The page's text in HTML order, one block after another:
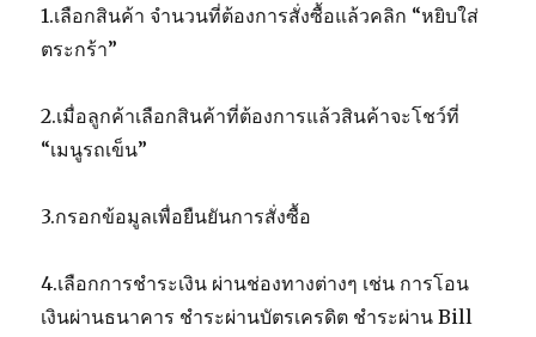
1.เลือกสินค้า จำนวนที่ต้องการสั่งซื้อแล้วคลิก “หยิบใส่
ตระกร้า”
2.เมื่อลูกค้าเลือกสินค้าที่ต้องการแล้วสินค้าจะโชว์ที่
“เมนูรถเข็น”
3.กรอกข้อมูลเพื่อยืนยันการสั่งซื้อ
4.เลือกการชำระเงิน ผ่านช่องทางต่างๆ เช่น การโอน
เงินผ่านธนาคาร ชำระผ่านบัตรเครดิต ชำระผ่าน Bill